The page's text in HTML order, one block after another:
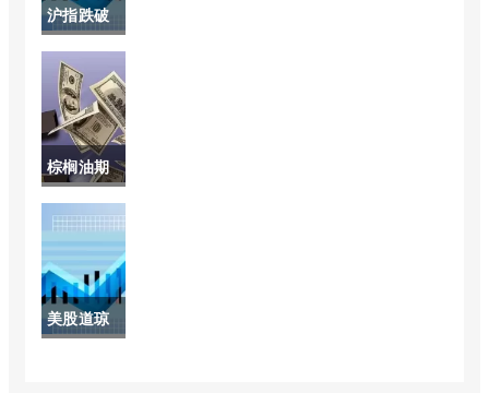
沪指跌破
3000点后
抄底还是
止损(沪指
跌破3000
点后抄底
还是止损
6)
棕榈油期
货行情走
势分析(棕
榈油期货
实时行情
美股道琼